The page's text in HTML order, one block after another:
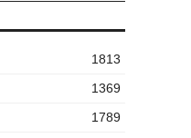
1813
1369
1789